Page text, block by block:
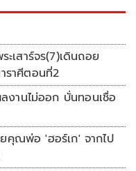
เสาร์จร(7)เดินถอย
ราศีตอนที่2
านไม่ออก บั่นทอนเชื่อ
คุณพ่อ 'ฮอร์เก' จากไป